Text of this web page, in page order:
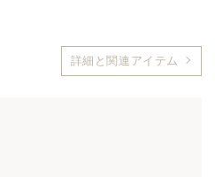
詳細と関連アイテム